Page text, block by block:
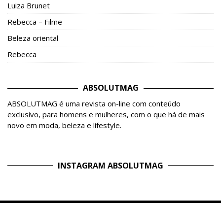
Luiza Brunet
Rebecca – Filme
Beleza oriental
Rebecca
ABSOLUTMAG
ABSOLUTMAG é uma revista on-line com conteúdo
exclusivo, para homens e mulheres, com o que há de mais
novo em moda, beleza e lifestyle.
INSTAGRAM ABSOLUTMAG